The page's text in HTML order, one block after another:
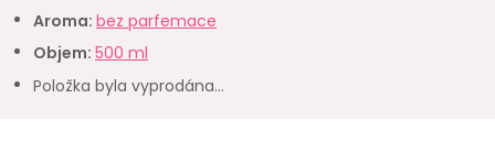
Aroma: bez parfemace
Objem: 500 ml
Položka byla vyprodána…